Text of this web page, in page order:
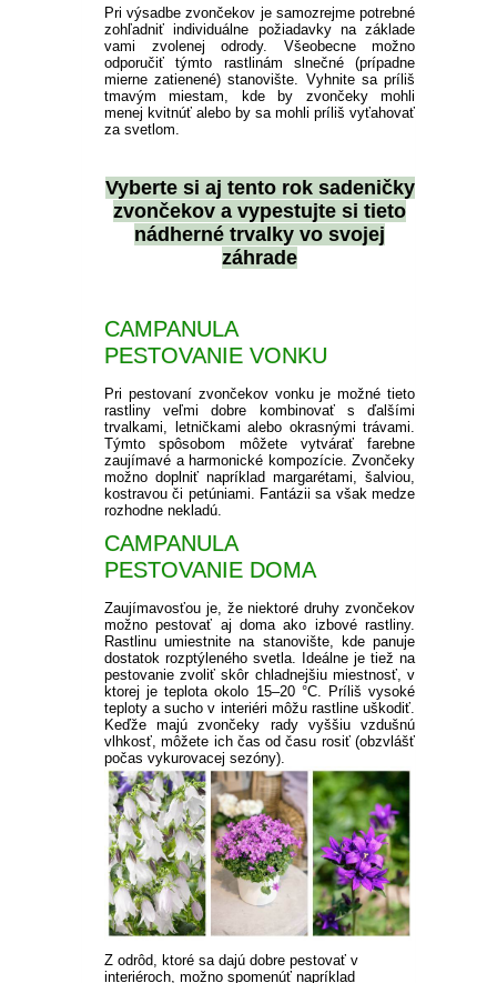
Pri výsadbe zvončekov je samozrejme potrebné
zohľadniť individuálne požiadavky na základe
vami zvolenej odrody. Všeobecne možno
odporučiť týmto rastlinám slnečné (prípadne
mierne zatienené) stanovište. Vyhnite sa príliš
tmavým miestam, kde by zvončeky mohli
menej kvitnúť alebo by sa mohli príliš vyťahovať
za svetlom.
Vyberte si aj tento rok sadeničky
zvončekov a vypestujte si tieto
nádherné trvalky vo svojej
záhrade
CAMPANULA
PESTOVANIE VONKU
Pri pestovaní zvončekov vonku je možné tieto
rastliny veľmi dobre kombinovať s ďalšími
trvalkami, letničkami alebo okrasnými trávami.
Týmto spôsobom môžete vytvárať farebne
zaujímavé a harmonické kompozície. Zvončeky
možno doplniť napríklad margarétami, šalviou,
kostravou či petúniami. Fantázii sa však medze
rozhodne nekladú.
CAMPANULA
PESTOVANIE DOMA
Zaujímavosťou je, že niektoré druhy zvončekov
možno pestovať aj doma ako izbové rastliny.
Rastlinu umiestnite na stanovište, kde panuje
dostatok rozptýleného svetla. Ideálne je tiež na
pestovanie zvoliť skôr chladnejšiu miestnosť, v
ktorej je teplota okolo 15–20 °C. Príliš vysoké
teploty a sucho v interiéri môžu rastline uškodiť.
Keďže majú zvončeky rady vyššiu vzdušnú
vlhkosť, môžete ich čas od času rosiť (obzvlášť
počas vykurovacej sezóny).
Z odrôd, ktoré sa dajú dobre pestovať v
interiéroch, možno spomenúť napríklad